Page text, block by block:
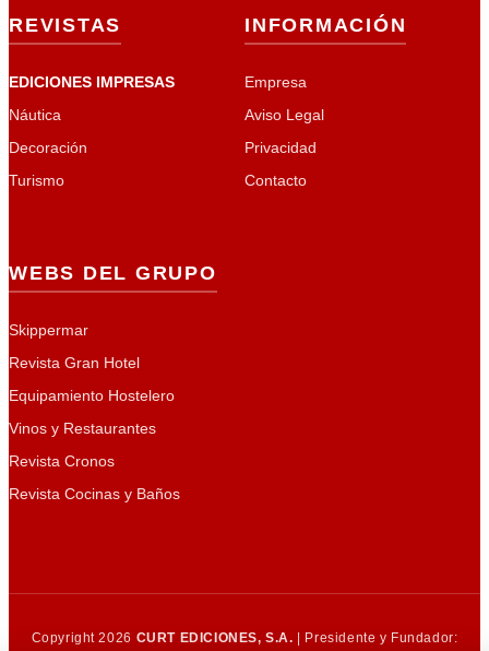
REVISTAS
EDICIONES IMPRESAS
Náutica
Decoración
Turismo
INFORMACIÓN
Empresa
Aviso Legal
Privacidad
Contacto
WEBS DEL GRUPO
Skippermar
Revista Gran Hotel
Equipamiento Hostelero
Vinos y Restaurantes
Revista Cronos
Revista Cocinas y Baños
Copyright 2026 CURT EDICIONES, S.A. | Presidente y Fundador: